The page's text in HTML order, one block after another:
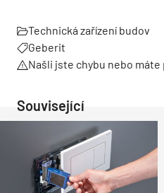
Technická zařízení budov
Geberit
Našli jste chybu nebo máte
Související